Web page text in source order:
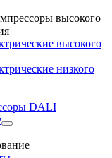
высокого
высокого
низкого
DALI